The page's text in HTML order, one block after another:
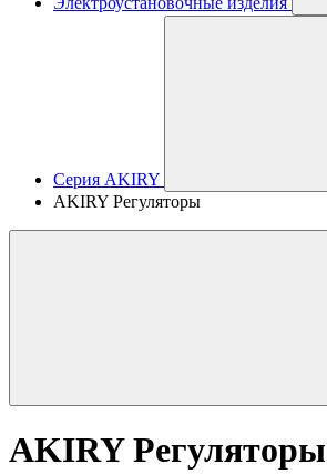
Серия AKIRY
AKIRY Регуляторы
AKIRY Регуляторы